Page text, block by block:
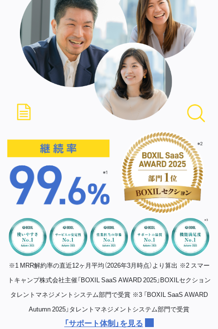
※1 MRR解約率の直近12ヶ月平均（2026年3月時点）より算出 ※2 スマー
トキャンプ株式会社主催「BOXIL SaaS AWARD 2025」BOXILセクション
タレントマネジメントシステム部門で受賞 ※3 「BOXIL SaaS AWARD
Autumn 2025」タレントマネジメントシステム部門で受賞
「サポート体制」を見る